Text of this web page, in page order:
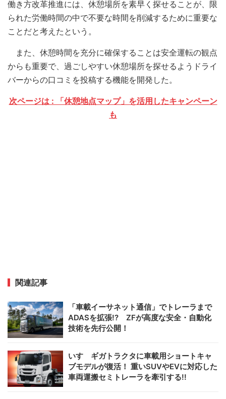
働き方改革推進には、休憩場所を素早く探せることが、限
られた労働時間の中で不要な時間を削減するために重要な
ことだと考えたという。
また、休憩時間を充分に確保することは安全運転の観点
からも重要で、過ごしやすい休憩場所を探せるようドライ
バーからの口コミを投稿する機能を開発した。
次ページは : 「休憩地点マップ」を活用したキャンペーン
も
関連記事
「車載イーサネット通信」でトレーラまで
ADASを拡張!? ZFが高度な安全・自動化
技術を先行公開！
いすゞギガトラクタに車載用ショートキャ
ブモデルが復活！ 重いSUVやEVに対応した
車両運搬セミトレーラを牽引する!!